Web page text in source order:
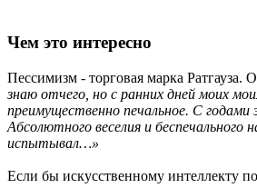
Чем это интересно
Пессимизм - торговая марка Ратгауза.
знаю отчего, но с ранних дней моих
преимущественно печальное. С годами
Абсолютного веселия и беспечального
испытывал…»
Если бы искусственному интеллекту